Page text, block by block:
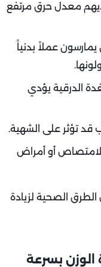
معدل حرق مرتفع
عملاً بدنياً
الدرقية يؤدي
قد تؤثر على الشهية.
أو أمراض
الصحية لزيادة
الوزن بسرعة